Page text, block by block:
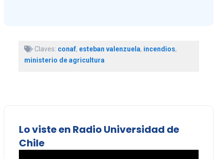
Claves: conaf, esteban valenzuela, incendios,
ministerio de agricultura
Lo viste en Radio Universidad de
Chile